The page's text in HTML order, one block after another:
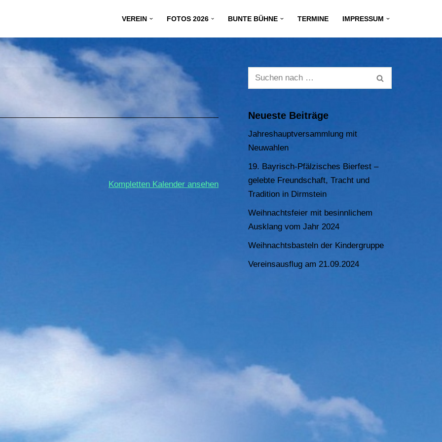
VEREIN FOTOS 2026 BUNTE BÜHNE TERMINE IMPRESSUM
Kompletten Kalender ansehen
Neueste Beiträge
Jahreshauptversammlung mit
Neuwahlen
19. Bayrisch-Pfälzisches Bierfest –
gelebte Freundschaft, Tracht und
Tradition in Dirmstein
Weihnachtsfeier mit besinnlichem
Ausklang vom Jahr 2024
Weihnachtsbasteln der Kindergruppe
Vereinsausflug am 21.09.2024